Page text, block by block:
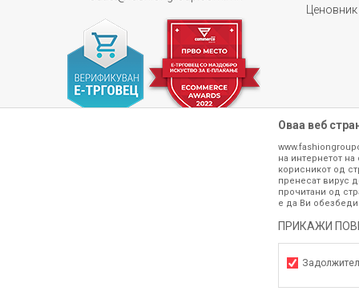
Ценовник
Сите информации околу производите
гарантираме дека се без ниту една
производот. Доколку дојде до
контактирајте не на
Оваа веб
на интернетот на
корисникот од
пренесат вирус
прочитани од
е да Ви
ПРИКАЖИ